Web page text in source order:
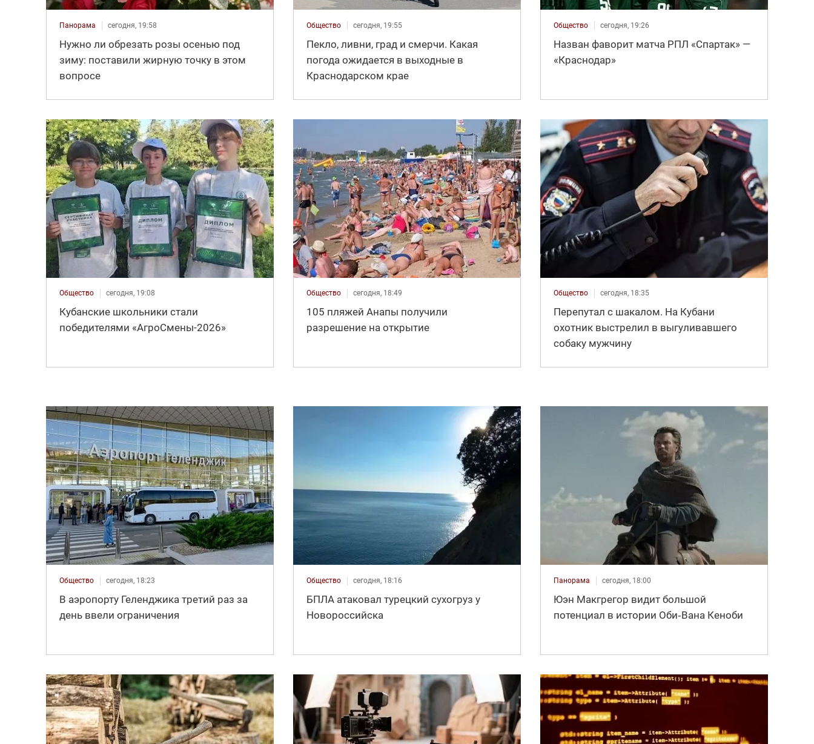
Панорама сегодня, 19:58
Нужно ли обрезать розы осенью под
зиму: поставили жирную точку в этом
вопросе
Общество сегодня, 19:55
Пекло, ливни, град и смерчи. Какая
погода ожидается в выходные в
Краснодарском крае
Общество сегодня, 19:26
Назван фаворит матча РПЛ «Спартак» —
«Краснодар»
Общество сегодня, 19:08
Кубанские школьники стали
победителями «АгроСмены-2026»
Общество сегодня, 18:49
105 пляжей Анапы получили
разрешение на открытие
Общество сегодня, 18:35
Перепутал с шакалом. На Кубани
охотник выстрелил в выгуливавшего
собаку мужчину
Общество сегодня, 18:23
В аэропорту Геленджика третий раз за
день ввели ограничения
Общество сегодня, 18:16
БПЛА атаковал турецкий сухогруз у
Новороссийска
Панорама сегодня, 18:00
Юэн Макгрегор видит большой
потенциал в истории Оби‑Вана Кеноби